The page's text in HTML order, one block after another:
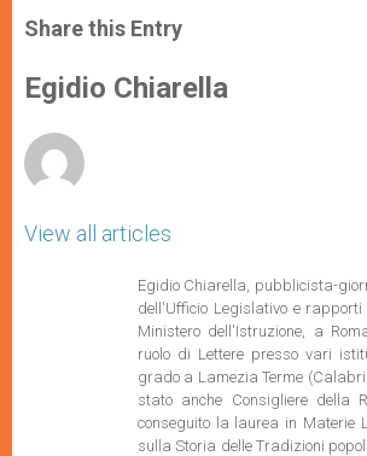
t
s
p
p
s
e
g
e
e
b
o
k
r
Share this Entry
Egidio Chiarella
View all articles
Egidio Chiarella, pubblicista-
dell'Ufficio Legislativo e
Ministero dell'Istruzione, a
ruolo di Lettere presso vari
grado a Lamezia Terme
stato anche Consigliere della
conseguito la laurea in Materie
sulla Storia delle Tradizioni